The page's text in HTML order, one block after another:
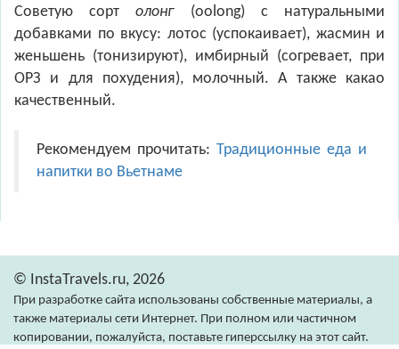
Советую сортолонг(oolong) с натуральными
добавками по вкусу: лотос (успокаивает), жасмин и
женьшень (тонизируют), имбирный (согревает, при
ОРЗ и для похудения), молочный. А также какао
качественный.
Рекомендуем прочитать: Традиционные еда и
напитки во Вьетнаме
© InstaTravels.ru, 2026
При разработке сайта использованы собственные материалы, а
также материалы сети Интернет. При полном или частичном
копировании, пожалуйста, поставьте гиперссылку на этот сайт.